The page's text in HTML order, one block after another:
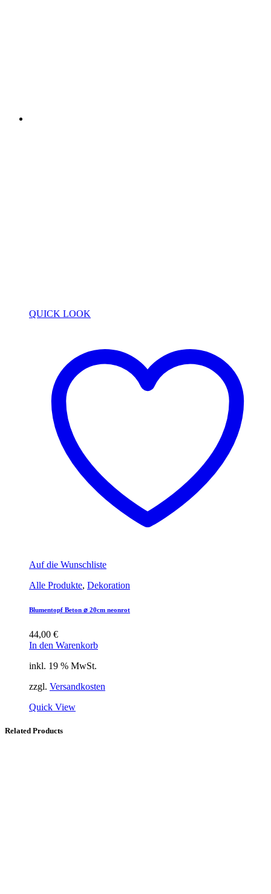
QUICK LOOK
Auf die Wunschliste
Alle Produkte, Dekoration
Blumentopf Beton ⌀ 20cm neonrot
44,00 €
In den Warenkorb
inkl. 19 % MwSt.
zzgl. Versandkosten
Quick View
Related Products